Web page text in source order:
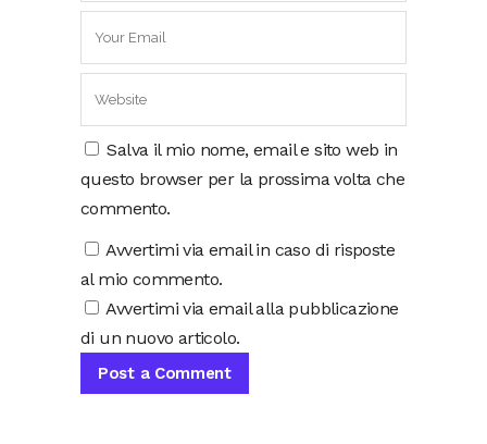
Salva il mio nome, email e sito web in
questo browser per la prossima volta che
commento.
Avvertimi via email in caso di risposte
al mio commento.
Avvertimi via email alla pubblicazione
di un nuovo articolo.